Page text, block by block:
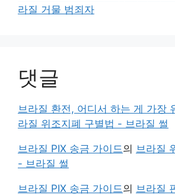
라질 거물 범죄자
댓글
브라질 환전, 어디서 하는 게 가장
라질 위조지폐 구별법 - 브라질 썰
브라질 PIX 송금 가이드의 브라질
- 브라질 썰
브라질 PIX 송금 가이드의 브라질